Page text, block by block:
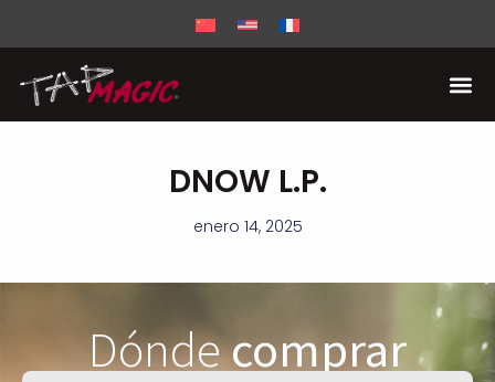
DNOW L.P.
enero 14, 2025
Dóndecomprar